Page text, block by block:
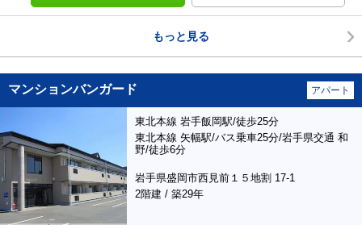
もっと見る
マンションバンガード アパート
東北本線 岩手飯岡駅/徒歩25分
東北本線 矢幅駅/バス乗車25分/岩手県交通 和
野/徒歩6分
岩手県盛岡市西見前１５地割 17-1
2階建 / 築29年